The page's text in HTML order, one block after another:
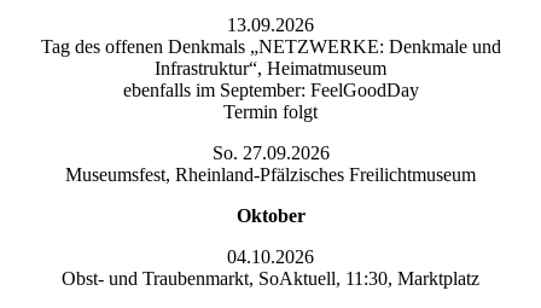
13.09.2026
Tag des offenen Denkmals „NETZWERKE: Denkmale und
Infrastruktur“, Heimatmuseum
ebenfalls im September: FeelGoodDay
Termin folgt
So. 27.09.2026
Museumsfest, Rheinland-Pfälzisches Freilichtmuseum
Oktober
04.10.2026
Obst- und Traubenmarkt, SoAktuell, 11:30, Marktplatz